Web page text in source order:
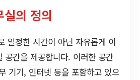
의 정의
일정한 시간이 아닌 자유롭게 이
공간을 제공합니다. 이러한 공간
기기, 인터넷 등을 포함하고 있으